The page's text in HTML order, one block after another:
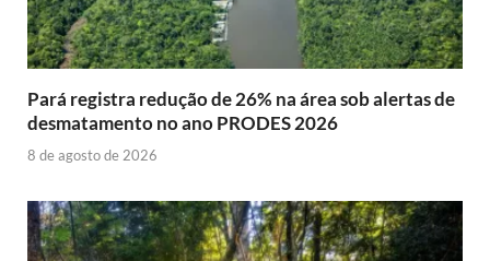
Pará registra redução de 26% na área sob alertas de
desmatamento no ano PRODES 2026
8 de agosto de 2026